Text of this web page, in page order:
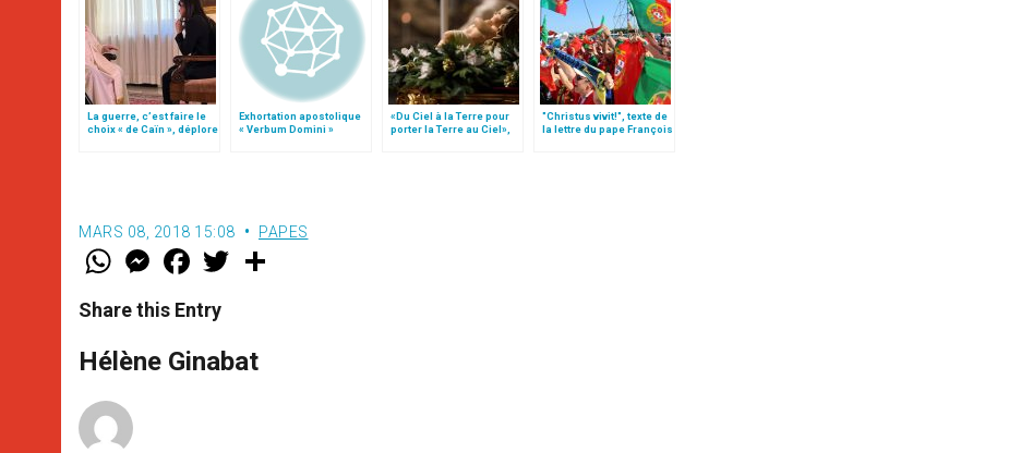
La guerre, c’est faire le
choix « de Caïn », déplore
Exhortation apostolique
« Verbum Domini »
«Du Ciel à la Terre pour
porter la Terre au Ciel»,
"Christus vivit!", texte de
la lettre du pape François
MARS 08, 2018 15:08 PAPES
W
t
s
p
p
M
e
s
e
g
e
F
a
e
b
o
k
w
r
Share this Entry
Hélène Ginabat